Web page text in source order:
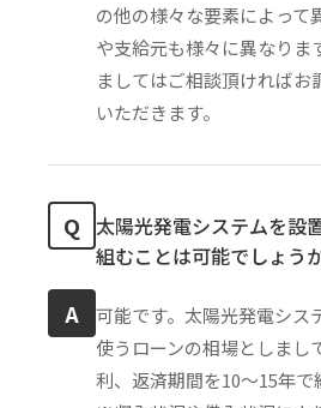
の他の様々な要素によって
や支給元も様々に異なりま
ましてはご相談頂ければお
いただきます。
Q 太陽光発電システムを設
組むことは可能でしょう
A
可能です。太陽光発電シス
使うローンの相場としまし
利、返済期間を10〜15年で